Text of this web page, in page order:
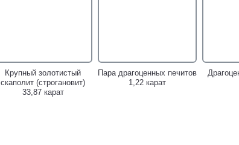
Крупный золотистый
скаполит (строгановит)
33,87 карат
Пара драгоценных печитов
1,22 карат